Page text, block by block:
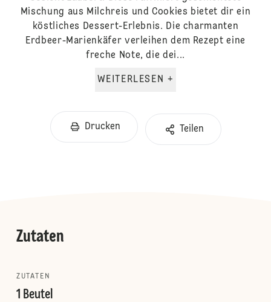
Mischung aus Milchreis und Cookies bietet dir ein
köstliches Dessert-Erlebnis. Die charmanten
Erdbeer-Marienkäfer verleihen dem Rezept eine
freche Note, die dei...
WEITERLESEN +
Drucken Teilen
Zutaten
ZUTATEN
1 Beutel